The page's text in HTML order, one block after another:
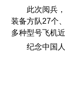
此次阅兵
装备方队27个
多种型号飞机近
纪念中国